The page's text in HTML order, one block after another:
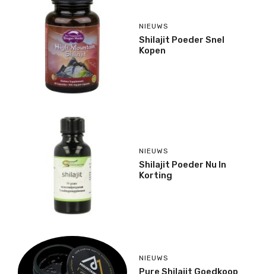
NIEUWS
Shilajit Poeder Snel
Kopen
NIEUWS
Shilajit Poeder Nu In
Korting
NIEUWS
Pure Shilajit Goedkoop